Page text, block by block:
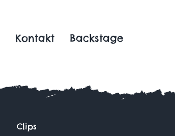
Kontakt Backstage
Clips